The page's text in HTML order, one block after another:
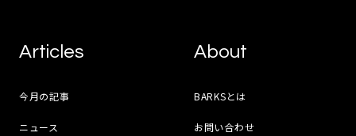
Articles
今月の記事
ニュース
About
BARKSとは
お問い合わせ